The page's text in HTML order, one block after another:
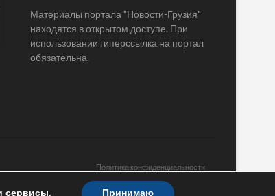
Материалы портала "Новости-Грузия"
находятся в открытом доступе. При
использовании гиперссылка на портал
обязательна.
Политика конфиденциальности
сервисы. Принимаю